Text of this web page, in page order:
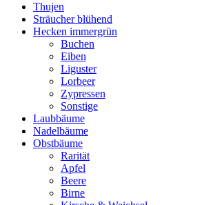
Thujen
Sträucher blühend
Hecken immergrün
Buchen
Eiben
Liguster
Lorbeer
Zypressen
Sonstige
Laubbäume
Nadelbäume
Obstbäume
Rarität
Apfel
Beere
Birne